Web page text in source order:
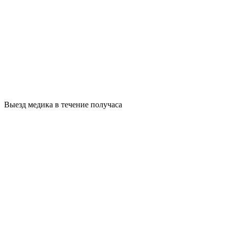
Выезд медика в течение получаса